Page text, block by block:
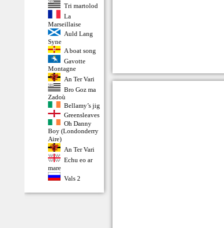
Tri martolod
La
Marseillaise
Auld Lang
Syne
A boat song
Gavotte
Montagne
An Ter Vari
Bro Goz ma
Zadoù
Bellamy’s jig
Greensleaves
Oh Danny
Boy (Londonderry
Aire)
An Ter Vari
Echu eo ar
mare
Vals 2